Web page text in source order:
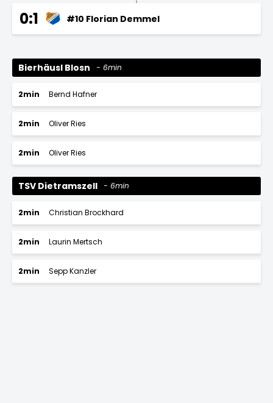
0:1 #10 Florian Demmel
Bierhäusl Blosn 6min
2min Bernd Hafner
2min Oliver Ries
2min Oliver Ries
TSV Dietramszell 6min
2min Christian Brockhard
2min Laurin Mertsch
2min Sepp Kanzler